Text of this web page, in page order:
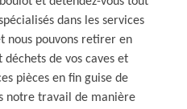
dans les services
nous pouvons retirer en
de vos caves et
pièces en fin guise de
notre travail de manière